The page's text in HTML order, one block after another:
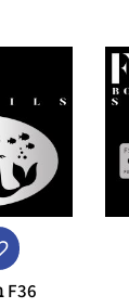
F36 בת ים עם דגים